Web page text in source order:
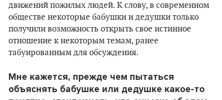
движений пожилых людей. К слову, в современном
обществе некоторые бабушки и дедушки только
получили возможность открыть свое истинное
отношение к некоторым темам, ранее
табуированным для обсуждения.
Мне кажется, прежде чем пытаться
объяснять бабушке или дедушке какое-то